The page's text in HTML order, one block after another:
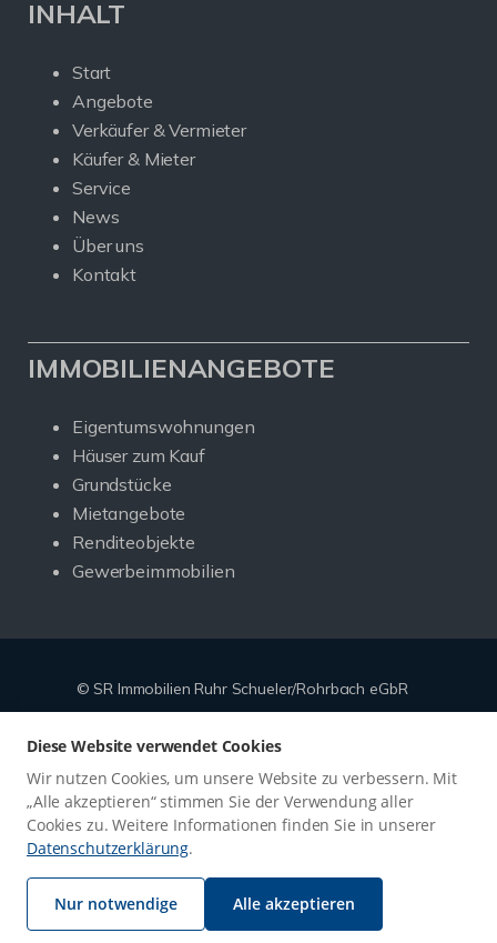
INHALT
Start
Angebote
Verkäufer & Vermieter
Käufer & Mieter
Service
News
Über uns
Kontakt
IMMOBILIENANGEBOTE
Eigentumswohnungen
Häuser zum Kauf
Grundstücke
Mietangebote
Renditeobjekte
Gewerbeimmobilien
© SR Immobilien Ruhr Schueler/Rohrbach eGbR
Powered byImmonia GmbH
Impressum
Datenschutz Sitemap
Vertrag widerrufen
Google-
Bewertungen
Diese Website verwendet Cookies
Wir nutzen Cookies, um unsere Website zu verbessern. Mit
„Alle akzeptieren“ stimmen Sie der Verwendung aller
Cookies zu. Weitere Informationen finden Sie in unserer
Datenschutzerklärung.
Nur notwendige Alle akzeptieren